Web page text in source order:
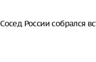
Сосед России собрался